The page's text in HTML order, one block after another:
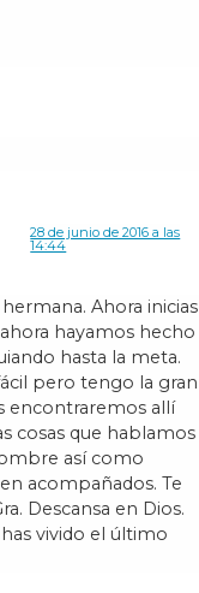
28 de junio de 2016 a las
14:44
Ahora inicias
hayamos hecho
hasta la meta.
pero tengo la gran
encontraremos allí
cosas que hablamos
así como
acompañados. Te
Descansa en Dios.
vivido el último